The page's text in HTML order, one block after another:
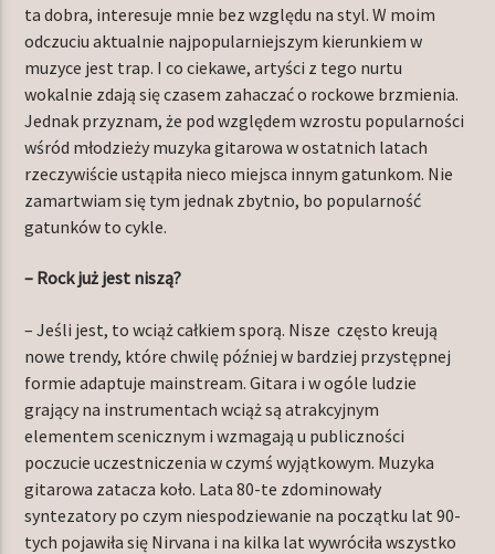
ta dobra, interesuje mnie bez względu na styl. W moim
odczuciu aktualnie najpopularniejszym kierunkiem w
muzyce jest trap. I co ciekawe, artyści z tego nurtu
wokalnie zdają się czasem zahaczać o rockowe brzmienia.
Jednak przyznam, że pod względem wzrostu popularności
wśród młodzieży muzyka gitarowa w ostatnich latach
rzeczywiście ustąpiła nieco miejsca innym gatunkom. Nie
zamartwiam się tym jednak zbytnio, bo popularność
gatunków to cykle.
– Rock już jest niszą?
– Jeśli jest, to wciąż całkiem sporą. Nisze często kreują
nowe trendy, które chwilę później w bardziej przystępnej
formie adaptuje mainstream. Gitara i w ogóle ludzie
grający na instrumentach wciąż są atrakcyjnym
elementem scenicznym i wzmagają u publiczności
poczucie uczestniczenia w czymś wyjątkowym. Muzyka
gitarowa zatacza koło. Lata 80-te zdominowały
syntezatory po czym niespodziewanie na początku lat 90-
tych pojawiła się Nirvana i na kilka lat wywróciła wszystko